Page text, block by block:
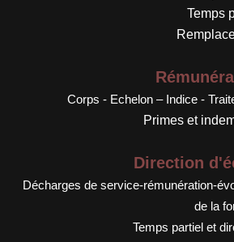
Temps
Corps - Echelon – Indice -
Primes et
Direction
Décharges de service-rémunération-
de la
Temps partiel et